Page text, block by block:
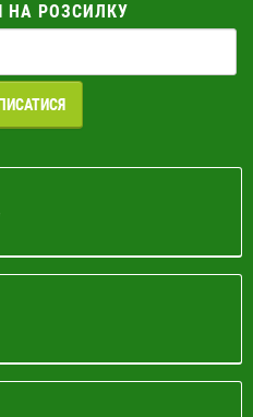
НА РОЗСИЛКУ